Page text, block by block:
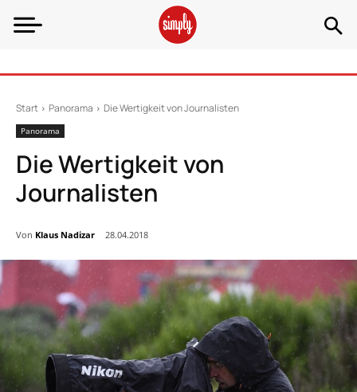
Start Panorama Die Wertigkeit von Journalisten
Panorama
Die Wertigkeit von
Journalisten
Von Klaus Nadizar 28.04.2018